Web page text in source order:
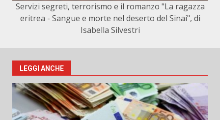
Servizi segreti, terrorismo e il romanzo "La ragazza
eritrea - Sangue e morte nel deserto del Sinai", di
Isabella Silvestri
LEGGI ANCHE